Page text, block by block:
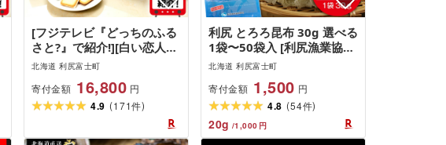
[フジテレビ『どっちのふる
さと?』で紹介!][白い恋人に
描かれた利尻山]白い恋人(ホ
海道ふるさと納税 利尻富士
町 ふるさと納税 北海道 白
い恋人 お菓子 焼き菓子 ク
ッキー
北海道 利尻富士町
寄付金額 16,800 円
4.9 (171件)
利尻 とろろ昆布 30g 選べる
1袋〜50袋入 [利尻漁業協同
組合]昆布 利尻昆布 お出汁
利尻こんぶ とろろ 昆布 北
海道ふるさと納税 利尻富士
町 ふるさと納税 北海道
北海道 利尻富士町
寄付金額 1,500 円
4.8 (54件)
20g /1,000 円